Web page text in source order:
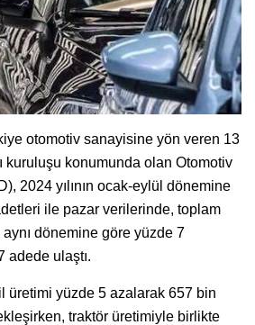
otomotiv sanayisine yön veren 13
kuruluşu konumunda olan Otomotiv
2024 yılının ocak-eylül dönemine
ile pazar verilerinde, toplam
aynı dönemine göre yüzde 7
adede ulaştı.
üretimi yüzde 5 azalarak 657 bin
traktör üretimiyle birlikte